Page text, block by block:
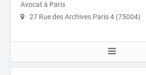
Avocat à Paris
27 Rue des Archives Paris 4 (75004)